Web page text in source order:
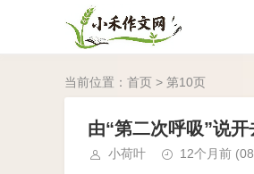
当前位置： 首页 > 第10页
由“第二次呼吸”说开
小荷叶 12个月前